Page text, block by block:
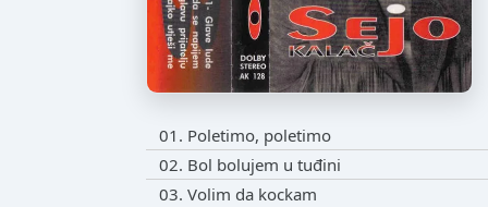
01. Poletimo, poletimo
02. Bol bolujem u tuđini
03. Volim da kockam